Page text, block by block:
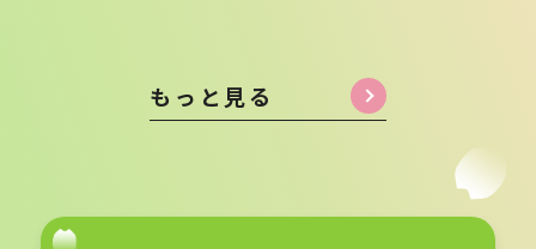
もっと見る